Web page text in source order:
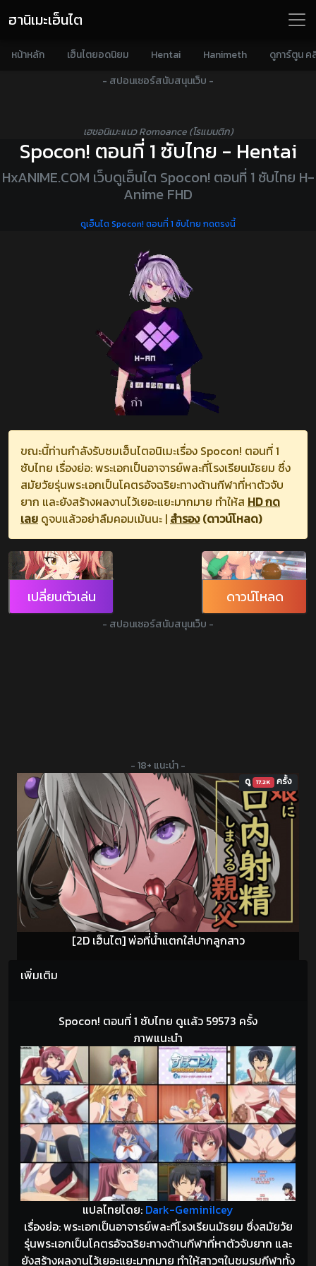
ฮานิเมะเฮ็นไต
หน้าหลัก เฮ็นไตยอดนิยม Hentai Hanimeth
ดูการ์ตูน ค
- สปอนเซอร์สนับสนุนเว็บ -
เฮชอนิเมะแนว Romoance (โรแมนติก)
Spocon! ตอนที่ 1 ซับไทย - Hentai
HxANIME.COM เว็บดูเฮ็นไต Spocon! ตอนที่ 1 ซับไทย H-
Anime FHD
ดูเฮ็นไต Spocon! ตอนที่ 1 ซับไทย กดตรงนี้
ขณะนี้ท่านกำลังรับชมเฮ็นไตอนิเมะเรื่อง Spocon! ตอนที่ 1
ซับไทย เรื่องย่อ: พระเอกเป็นอาจารย์พละที่โรงเรียนมัธยม ซึ่ง
สมัยวัยรุ่นพระเอกเป็นโคตรอัจฉริยะทางด้านกีฬาที่หาตัวจับ
ยาก และยังสร้างผลงานไว้เยอะแยะมากมาย ทำให้ส HD กด
เลย ดูจบแล้วอย่าลืมคอมเม้นนะ | สำรอง (ดาวน์โหลด)
เปลี่ยนตัวเล่น ดาวน์โหลด
- สปอนเซอร์สนับสนุนเว็บ -
- 18+ แนะนำ -
[2D เฮ็นไต] พ่อที่น้ำแตกใส่ปากลูกสาว
ดู 17.2K ครั้ง
เพิ่มเติม
Spocon! ตอนที่ 1 ซับไทย ดูเเล้ว 59573 ครั้ง
ภาพแนะนำ
แปลไทยโดย: Dark-GeminiIcey
เรื่องย่อ: พระเอกเป็นอาจารย์พละที่โรงเรียนมัธยม ซึ่งสมัยวัย
รุ่นพระเอกเป็นโคตรอัจฉริยะทางด้านกีฬาที่หาตัวจับยาก และ
ยังสร้างผลงานไว้เยอะแยะมากมาย ทำให้สาวๆในชมรมกีฬาทั้ง